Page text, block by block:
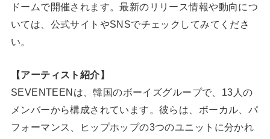
ドームで開催されます。最新のリリース情報や動向につ
いては、公式サイトやSNSでチェックしてみてくださ
い。
【アーティスト紹介】
SEVENTEENは、韓国のボーイズグループで、13人の
メンバーから構成されています。彼らは、ボーカル、パ
フォーマンス、ヒップホップの3つのユニットに分かれ